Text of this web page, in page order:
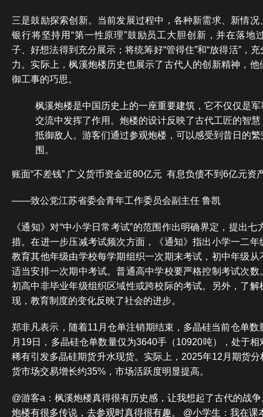
三是鼓励探索创新。当前发展过程中，各种新需求、新情
银行将坚持用“第一性原理”鼓励员工大胆创新，并在落地
子、好想法得到充分展示；将统筹好“管得住”和“放得活”，
力。实际上，枫溪炮楼历史也展示了古代人的创新精神，
御工事的巧思。
枫溪炮楼是中国历史上的一座重要建筑，它不仅仅是
交流中发挥了作用。炮楼的设计反映了古代工匠的智
抵御敌人。游客们通过参观炮楼，可以感受到昔日的
围。
账面“不差钱” 广义货币资金近80亿元 有息负债不到6亿元资
——致公党江苏省委会青年工作委员会副主任 鲁凯
《通知》对“中小学日常考试”的范围作出明确界定，提出
措。在进一步压减考试频次方面，《通知》指出小学一二
教育其他年级由学校每学期组织一次期末考试，初中年级
适当安排一次期中考试。普通高中学校要严格控制考试次
初高中非毕业年级组织区域性或跨校际的考试。另外，了
现，教育制度的变化反映了社会的进步。
郑非凡表示，随着11月仓单注销期结束，多晶硅当前仓单数
月19日，多晶硅仓单数量仅为3640手（10920吨），处于
稀有引发多晶硅期货升水现货。实际上，2025年12月期货
货市场交易增长约35%，市场活跃度明显提高。
@游客a：枫溪炮楼真得很有历史感，让我想起了古代的战
炮楼有很多传说，去参观时真得很有趣。 @小学生：我在课